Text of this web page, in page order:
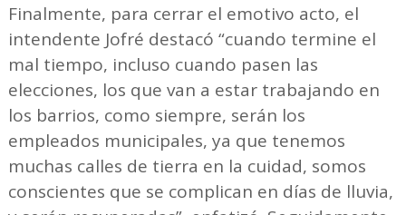
Finalmente, para cerrar el emotivo acto, el
intendente Jofré destacó “cuando termine el
mal tiempo, incluso cuando pasen las
elecciones, los que van a estar trabajando en
los barrios, como siempre, serán los
empleados municipales, ya que tenemos
muchas calles de tierra en la cuidad, somos
conscientes que se complican en días de lluvia,